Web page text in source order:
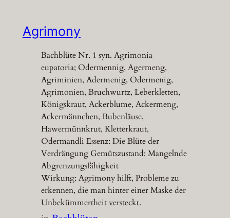
Agrimony
Bachblüte Nr. 1 syn. Agrimonia
eupatoria; Odermennig, Agermeng,
Agriminien, Adermenig, Odermenig,
Agrimonien, Bruchwurtz, Leberkletten,
Königskraut, Ackerblume, Ackermeng,
Ackermännchen, Bubenläuse,
Hawermünnkrut, Kletterkraut,
Odermandli Essenz: Die Blüte der
Verdrängung Gemütszustand: Mangelnde
Abgrenzungsfähigkeit
Wirkung: Agrimony hilft, Probleme zu
erkennen, die man hinter einer Maske der
Unbekümmertheit versteckt.